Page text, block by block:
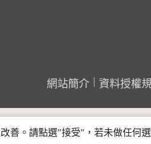
網站簡介 資料授權
善。請點選"接受"，若未做任何